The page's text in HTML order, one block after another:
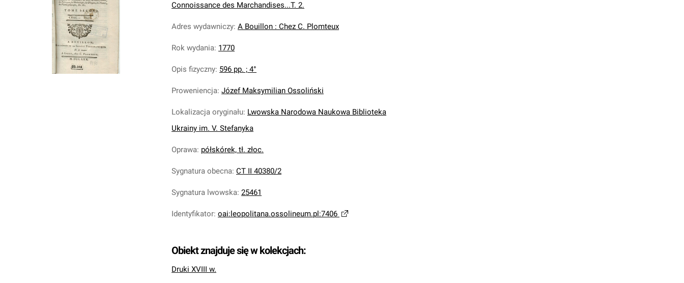
Connoissance des Marchandises...T. 2.
Adres wydawniczy: A Bouillon : Chez C. Plomteux
Rok wydania: 1770
Opis fizyczny: 596 pp. ; 4°
Proweniencja: Józef Maksymilian Ossoliński
Lokalizacja oryginału: Lwowska Narodowa Naukowa Biblioteka
Ukrainy im. V. Stefanyka
Oprawa: półskórek, tł. złoc.
Sygnatura obecna: CT II 40380/2
Sygnatura lwowska: 25461
Identyfikator: oai:leopolitana.ossolineum.pl:7406
Obiekt znajduje się w kolekcjach:
Druki XVIII w.